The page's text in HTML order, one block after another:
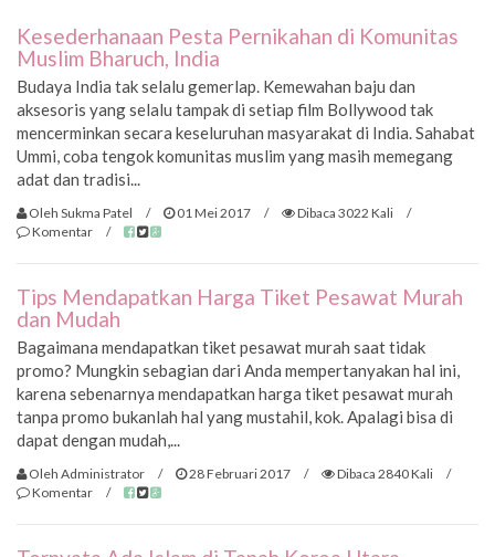
Kesederhanaan Pesta Pernikahan di Komunitas
Muslim Bharuch, India
Budaya India tak selalu gemerlap. Kemewahan baju dan
aksesoris yang selalu tampak di setiap film Bollywood tak
mencerminkan secara keseluruhan masyarakat di India. Sahabat
Ummi, coba tengok komunitas muslim yang masih memegang
adat dan tradisi...
Oleh Sukma Patel / 01 Mei 2017 / Dibaca 3022 Kali
/
Komentar
/
Tips Mendapatkan Harga Tiket Pesawat Murah
dan Mudah
Bagaimana mendapatkan tiket pesawat murah saat tidak
promo? Mungkin sebagian dari Anda mempertanyakan hal ini,
karena sebenarnya mendapatkan harga tiket pesawat murah
tanpa promo bukanlah hal yang mustahil, kok. Apalagi bisa di
dapat dengan mudah,...
Oleh Administrator / 28 Februari 2017 / Dibaca 2840 Kali
/
Komentar
/